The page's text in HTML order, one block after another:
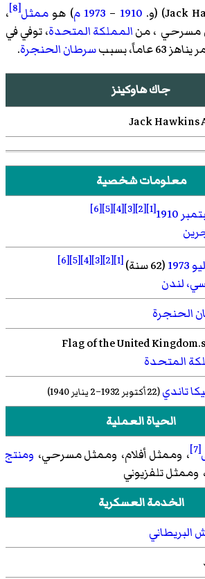
Jack)‏ (و. 1910
–
1973 م) هو ممثل[8]
،
مسرحي ، منالمملكة المتحدة، توفي في
عاماً، بسبب سرطان الحنجرة.
جاك هاوكينز
معلومات شخصية
1910
[1]
[2]
[3]
[4]
[5]
[6]
1973(62 سنة) [1]
[2]
[3]
[4]
[5]
[6]
لندن
الحنجرة
المتحدة
تاندي(22 أكتوبر 1932–2 يناير 1940)
الحياة العملية
[7] ، وممثل أفلام، وممثل مسرحي، ومنتج
، وممثل تلفزيوني
الخدمة العسكرية
البريطاني